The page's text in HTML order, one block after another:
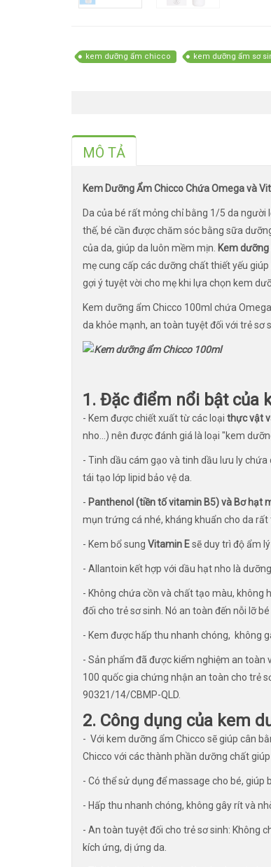
kem dưỡng ẩm chicco kem dưỡng ẩm sơ
MÔ TẢ
Kem Dưỡng Ẩm Chicco Chứa Omega và
Da của bé rất mỏng chỉ bằng 1/5 da người
thế, bé cần được chăm sóc bằng sữa
của da, giúp da luôn mềm mịn. Kem
mẹ cung cấp các dưỡng chất thiết yếu
gợi ý tuyệt vời cho mẹ khi lựa chọn kem
Kem dưỡng ẩm Chicco 100ml chứa
da khỏe mạnh, an toàn tuyệt đối với trẻ sơ
1. Đặc điểm nổi bật của
- Kem được chiết xuất từ các loại thực vật
nho...) nên được đánh giá là loại "kem
- Tinh dầu cám gạo và tinh dầu lưu ly
tái tạo lớp lipid bảo vệ da.
- Panthenol (tiền tố vitamin B5) và Bơ hạt
mụn trứng cá nhé, kháng khuẩn cho da
- Kem bổ sung Vitamin Esẽ duy trì độ ẩm
- Allantoin kết hợp với dầu hạt nho là
- Không chứa cồn và chất tạo màu, không
đối cho trẻ sơ sinh. Nó an toàn đến nỗi lỡ
- Kem được hấp thu nhanh chóng, không
- Sản phẩm đã được kiểm nghiệm an toàn
100 quốc gia chứng nhận an toàn cho trẻ
90321/14/CBMP-QLD.
2. Công dụng của kem
- Với kem dưỡng ẩm Chicco sẽ giúp cân
Chicco với các thành phần dưỡng chất
- Có thể sử dụng để massage cho bé, giúp
- Hấp thu nhanh chóng, không gây rít và
- An toàn tuyệt đối cho trẻ sơ sinh: Không
kích ứng, dị ứng da.